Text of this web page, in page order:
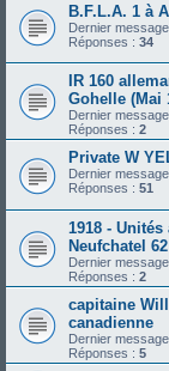
B.F.L.A. 1 à
Dernier
Réponses : 34
IR 160
Gohelle (Mai
Dernier
Réponses : 2
Private W
Dernier
Réponses : 51
1918 -
Neufchatel 62
Dernier
Réponses : 2
capitaine
canadienne
Dernier
Réponses : 5